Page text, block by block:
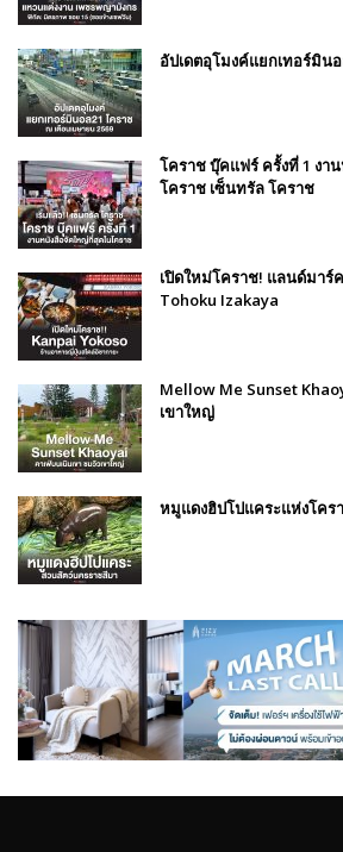
อัปเดตอุโมงค์แยกเทอร์มิน
โคราช บุ๊คแฟร์​ ครั้งที่​ 1 ง
โคราช เซ็นทรัล โคราช
เปิดใหม่โคราช! แลนด์มาร์
Tohoku Izakaya
Mellow Me Sunset
เขาใหญ่
หมูแดงฮิปโปแคระแห่งโคร